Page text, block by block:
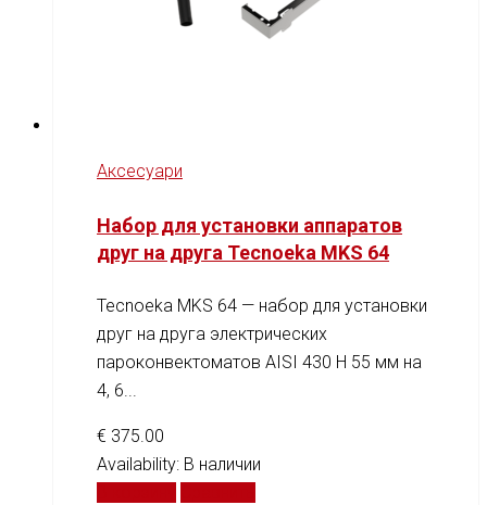
Аксесуари
Набор для установки аппаратов
друг на друга Tecnoeka MKS 64
Tecnoeka MKS 64 — набор для установки
друг на друга электрических
пароконвектоматов AISI 430 H 55 мм на
4, 6...
€ 375.00
Availability: В наличии